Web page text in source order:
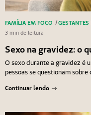
FAMÍLIA EM FOCO /GESTANTES
3 min de leitura
Sexo na gravidez: o
O sexo durante a gravidez é
pessoas se questionam sobre
Continuar lendo